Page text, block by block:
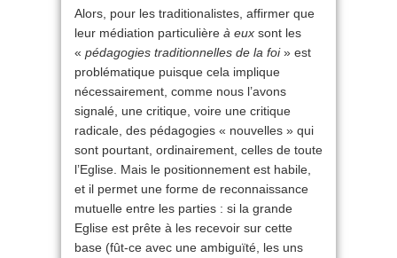
Alors, pour les traditionalistes, affirmer que
leur médiation particulière à eux sont les
« pédagogies traditionnelles de la foi» est
problématique puisque cela implique
nécessairement, comme nous l’avons
signalé, une critique, voire une critique
radicale, des pédagogies « nouvelles » qui
sont pourtant, ordinairement, celles de toute
l’Eglise. Mais le positionnement est habile,
et il permet une forme de reconnaissance
mutuelle entre les parties : si la grande
Eglise est prête à les recevoir sur cette
base (fût-ce avec une ambiguïté, les uns